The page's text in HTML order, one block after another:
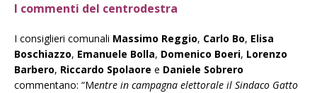
I commenti del centrodestra
I consiglieri comunali Massimo Reggio, Carlo Bo, Elisa
Boschiazzo, Emanuele Bolla, Domenico Boeri, Lorenzo
Barbero, Riccardo Spolaore e Daniele Sobrero
commentano: “Mentre in campagna elettorale il Sindaco Gatto